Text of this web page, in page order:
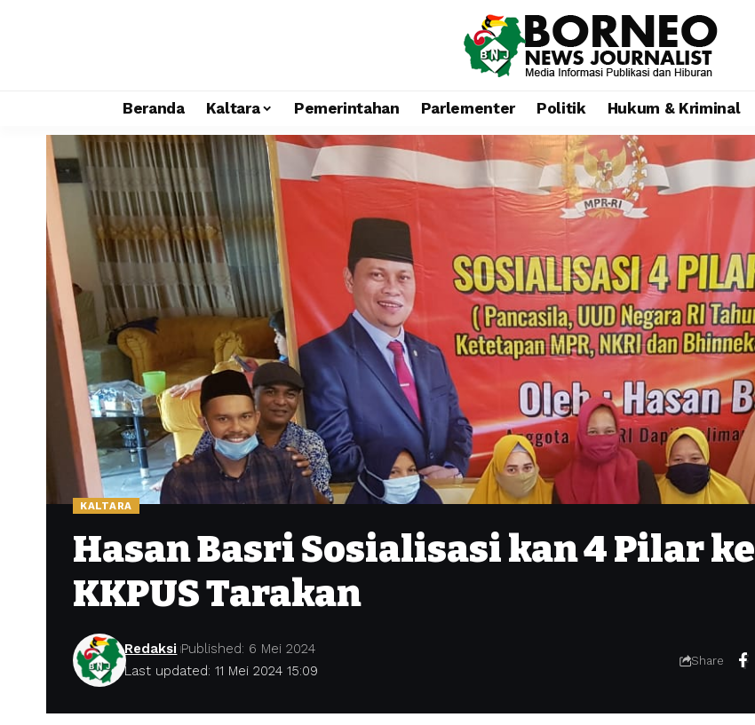
Beranda Kaltara Pemerintahan Parlementer Politik Hukum & Kriminal
KALTARA
Hasan Basri Sosialisasi kan 4 Pilar ke
KKPUS Tarakan
Last updated: 11 Mei 2024 15:09
Redaksi Published: 6 Mei 2024
Share